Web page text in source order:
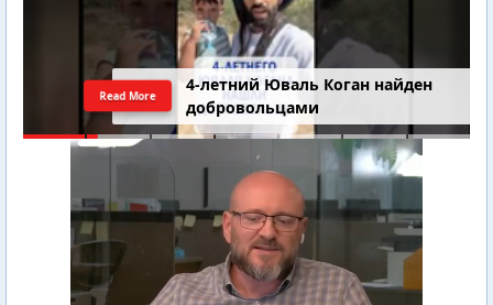
4-летний Юваль Коган найден
добровольцами
Read More